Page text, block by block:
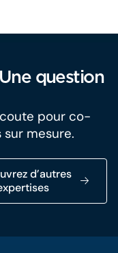
question
pour co-
mesure.
d’autres